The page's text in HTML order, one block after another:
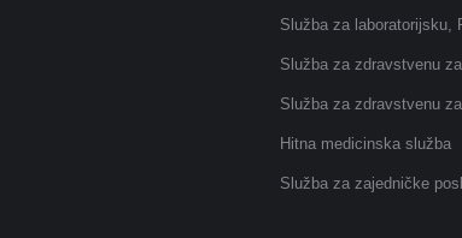
Služba za laboratorijsku,
Služba za zdravstvenu
Služba za zdravstvenu
Hitna medicinska služba
Služba za zajedničke